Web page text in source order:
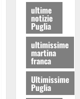
ultime
notizie
Puglia
ultimissime
martina
franca
Ultimissime
Puglia